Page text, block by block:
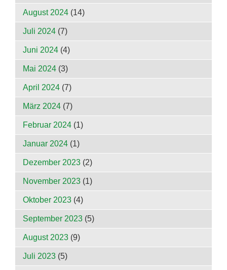
August 2024 (14)
Juli 2024 (7)
Juni 2024 (4)
Mai 2024 (3)
April 2024 (7)
März 2024 (7)
Februar 2024 (1)
Januar 2024 (1)
Dezember 2023 (2)
November 2023 (1)
Oktober 2023 (4)
September 2023 (5)
August 2023 (9)
Juli 2023 (5)